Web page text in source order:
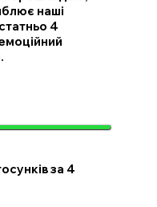
наші
4
за 4